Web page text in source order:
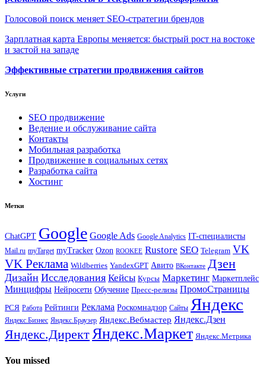
Голосовой поиск меняет SEO-стратегии брендов
Зарплатная карта Европы меняется: быстрый рост на востоке
и застой на западе
Эффективные стратегии продвижения сайтов
Услуги
SEO продвижение
Ведение и обслуживание сайта
Контакты
Мобильная разработка
Продвижение в социальных сетях
Разработка сайта
Хостинг
Метки
ChatGPT Google Google Ads Google Analytics IT-специалисты
Mail.ru myTarget myTracker Ozon ROOKEE Rustore SEO Telegram VK
VK Реклама Wildberries YandexGPT Авито ВКонтакте Дзен
Дизайн Исследования Кейсы Курсы Маркетинг Маркетплейс
Минцифры Нейросети Обучение Пресс-релизы ПромоСтраницы
РСЯ Работа Рейтинги Реклама Роскомнадзор Сайты Яндекс
Яндекс.Бизнес Яндекс.Браузер Яндекс.Вебмастер Яндекс.Дзен
Яндекс.ДиректЯндекс.Маркет Яндекс.Метрика
You missed